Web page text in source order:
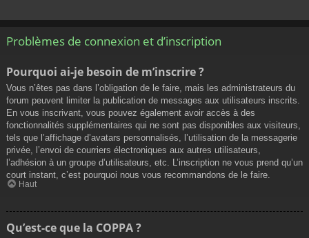
Problèmes de connexion et d’inscription
Pourquoi ai-je besoin de m’inscrire ?
Vous n’êtes pas dans l’obligation de le faire, mais les administrateurs du
forum peuvent limiter la publication de messages aux utilisateurs inscrits.
En vous inscrivant, vous pouvez également avoir accès à des
fonctionnalités supplémentaires qui ne sont pas disponibles aux visiteurs,
tels que l’affichage d’avatars personnalisés, l’utilisation de la messagerie
privée, l’envoi de courriers électroniques aux autres utilisateurs,
l’adhésion à un groupe d’utilisateurs, etc. L’inscription ne vous prend qu’un
court instant, c’est pourquoi nous vous recommandons de le faire.
Haut
Qu’est-ce que la COPPA ?